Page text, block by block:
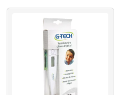
Agulha para Coleta a Vácuo
Bolsa para Coleta de Sangue